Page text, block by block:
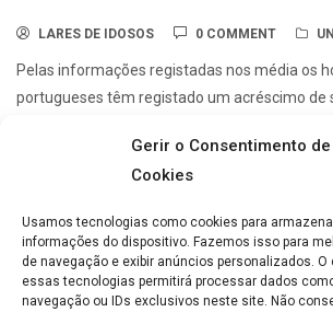
Gerir o Consentimento de
Cookies
Usamos tecnologias como cookies para
informações do dispositivo. Fazemos isso para
de navegação e exibir anúncios personalizados.
essas tecnologias permitirá processar dados
navegação ou IDs exclusivos neste site. Não
LARES DE IDOSOS 0 COMMENT
Pelas informações registadas nos média os
portugueses têm registado um acréscimo de
Lares de idosos mais
ERPI Horizonte